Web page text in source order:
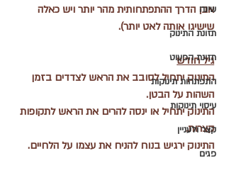
שינה
תזונת התינוק
תזונת הפעוט
התפתחות תינוקות
עיסוי תינוקות
קצר ולעניין
פגים
אבן הדרך ההתפתחותית מהר יותר ויש כאלה
שישיגו אותה לאט יותר).
גיל חודש
התינוק יתחיל לסובב את הראש לצדדים בזמן
השהות על הבטן.
התינוק יתחיל או ינסה להרים את הראש לתקופות
קצרות.
התינוק ירגיש בנוח להניח את עצמו על הלחיים.